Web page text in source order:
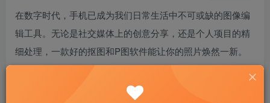
在数字时代，手机已成为我们日常生活中不可或缺的图像编
辑工具。无论是社交媒体上的创意分享，还是个人项目的精
细处理，一款好的抠图和P图软件能让你的照片焕然一新。
本文将探索几款热门应用，帮助你轻松掌握图片编辑的艺
术，让每一张照片都成为视觉焦点。